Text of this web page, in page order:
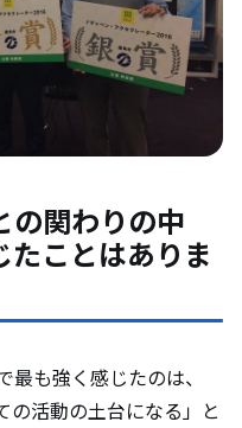
の関わりの中
ことはありま
も強く感じたのは、
の活動の土台になる」と